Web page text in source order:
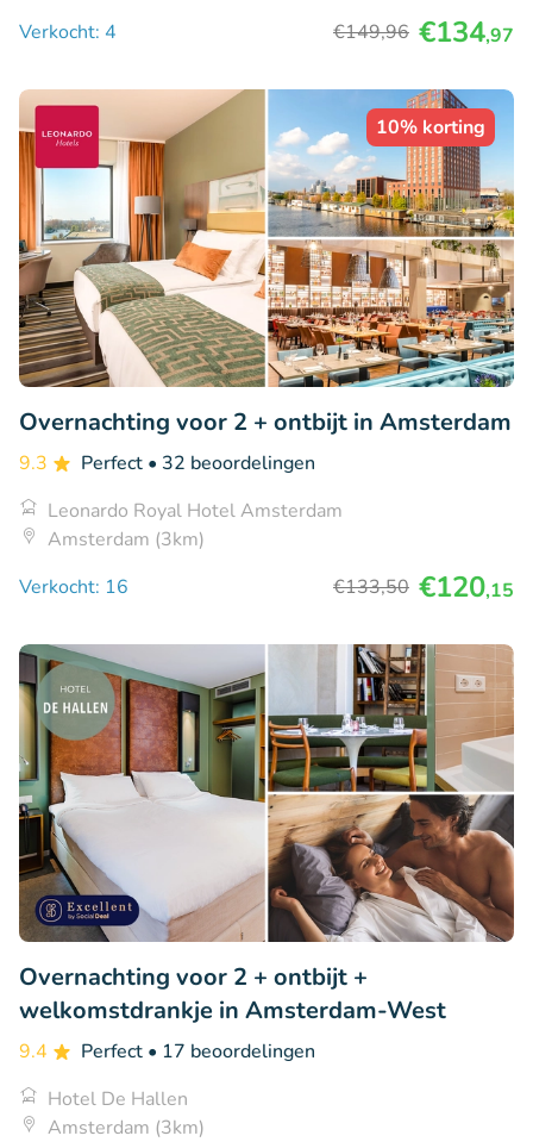
Verkocht: 4
€149,96 €134,97
10% korting
Overnachting voor 2 + ontbijt in Amsterdam
9.3 Perfect • 32 beoordelingen
Leonardo Royal Hotel Amsterdam
Amsterdam (3km)
Verkocht: 16
€133,50 €120,15
Overnachting voor 2 + ontbijt +
welkomstdrankje in Amsterdam-West
9.4 Perfect • 17 beoordelingen
Hotel De Hallen
Amsterdam (3km)